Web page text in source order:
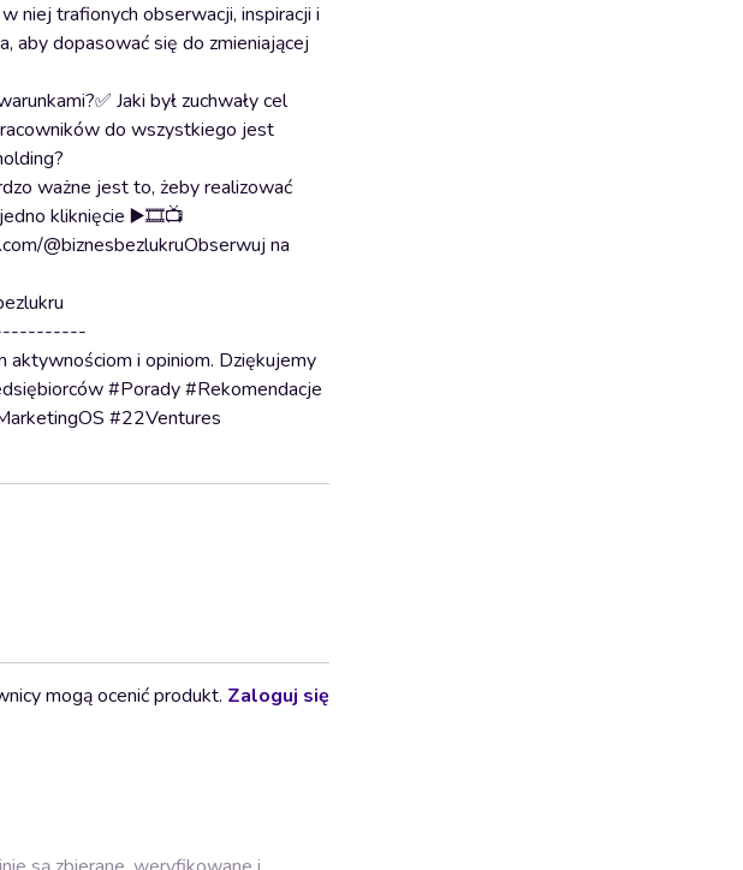
niej trafionych obserwacji, inspiracji i
aby dopasować się do zmieniającej
Jaki był zuchwały cel
do wszystkiego jest
ważne jest to, żeby realizować
jedno kliknięcie ▶️🎞️📺
@biznesbezlukruObserwuj na
aktywnościom i opiniom. Dziękujemy
#Porady #Rekomendacje
#22Ventures
mogą ocenić produkt. Zaloguj się